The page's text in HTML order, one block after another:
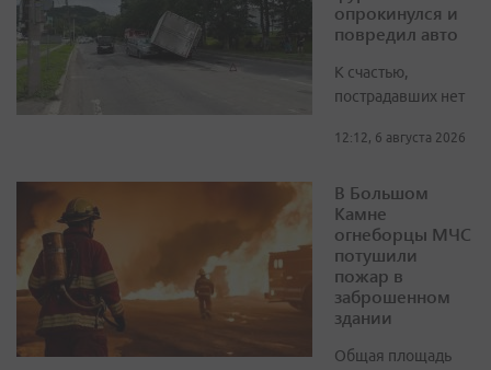
опрокинулся и
повредил авто
К счастью,
пострадавших нет
12:12, 6 августа 2026
В Большом
Камне
огнеборцы МЧС
потушили
пожар в
заброшенном
здании
Общая площадь